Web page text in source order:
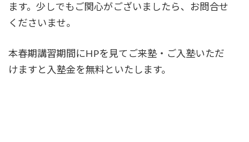
ます。少しでもご関心がございましたら、お問合せ
くださいませ。
本春期講習期間にHPを見てご来塾・ご入塾いただ
けますと入塾金を無料といたします。